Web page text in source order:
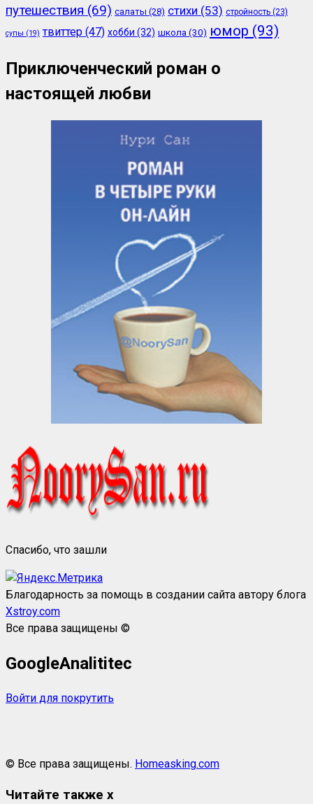
путешествия (69) салаты (28) стихи (53) стройность (23)
супы (19) твиттер (47) хобби (32) школа (30) юмор (93)
Приключенческий роман о
настоящей любви
Спасибо, что зашли
Благодарность за помощь в создании сайта автору блога
Xstroy.com
Все права защищены ©
GoogleAnalititec
Войти для покрутить
© Все права защищены. Homeasking.com
Читайте также x